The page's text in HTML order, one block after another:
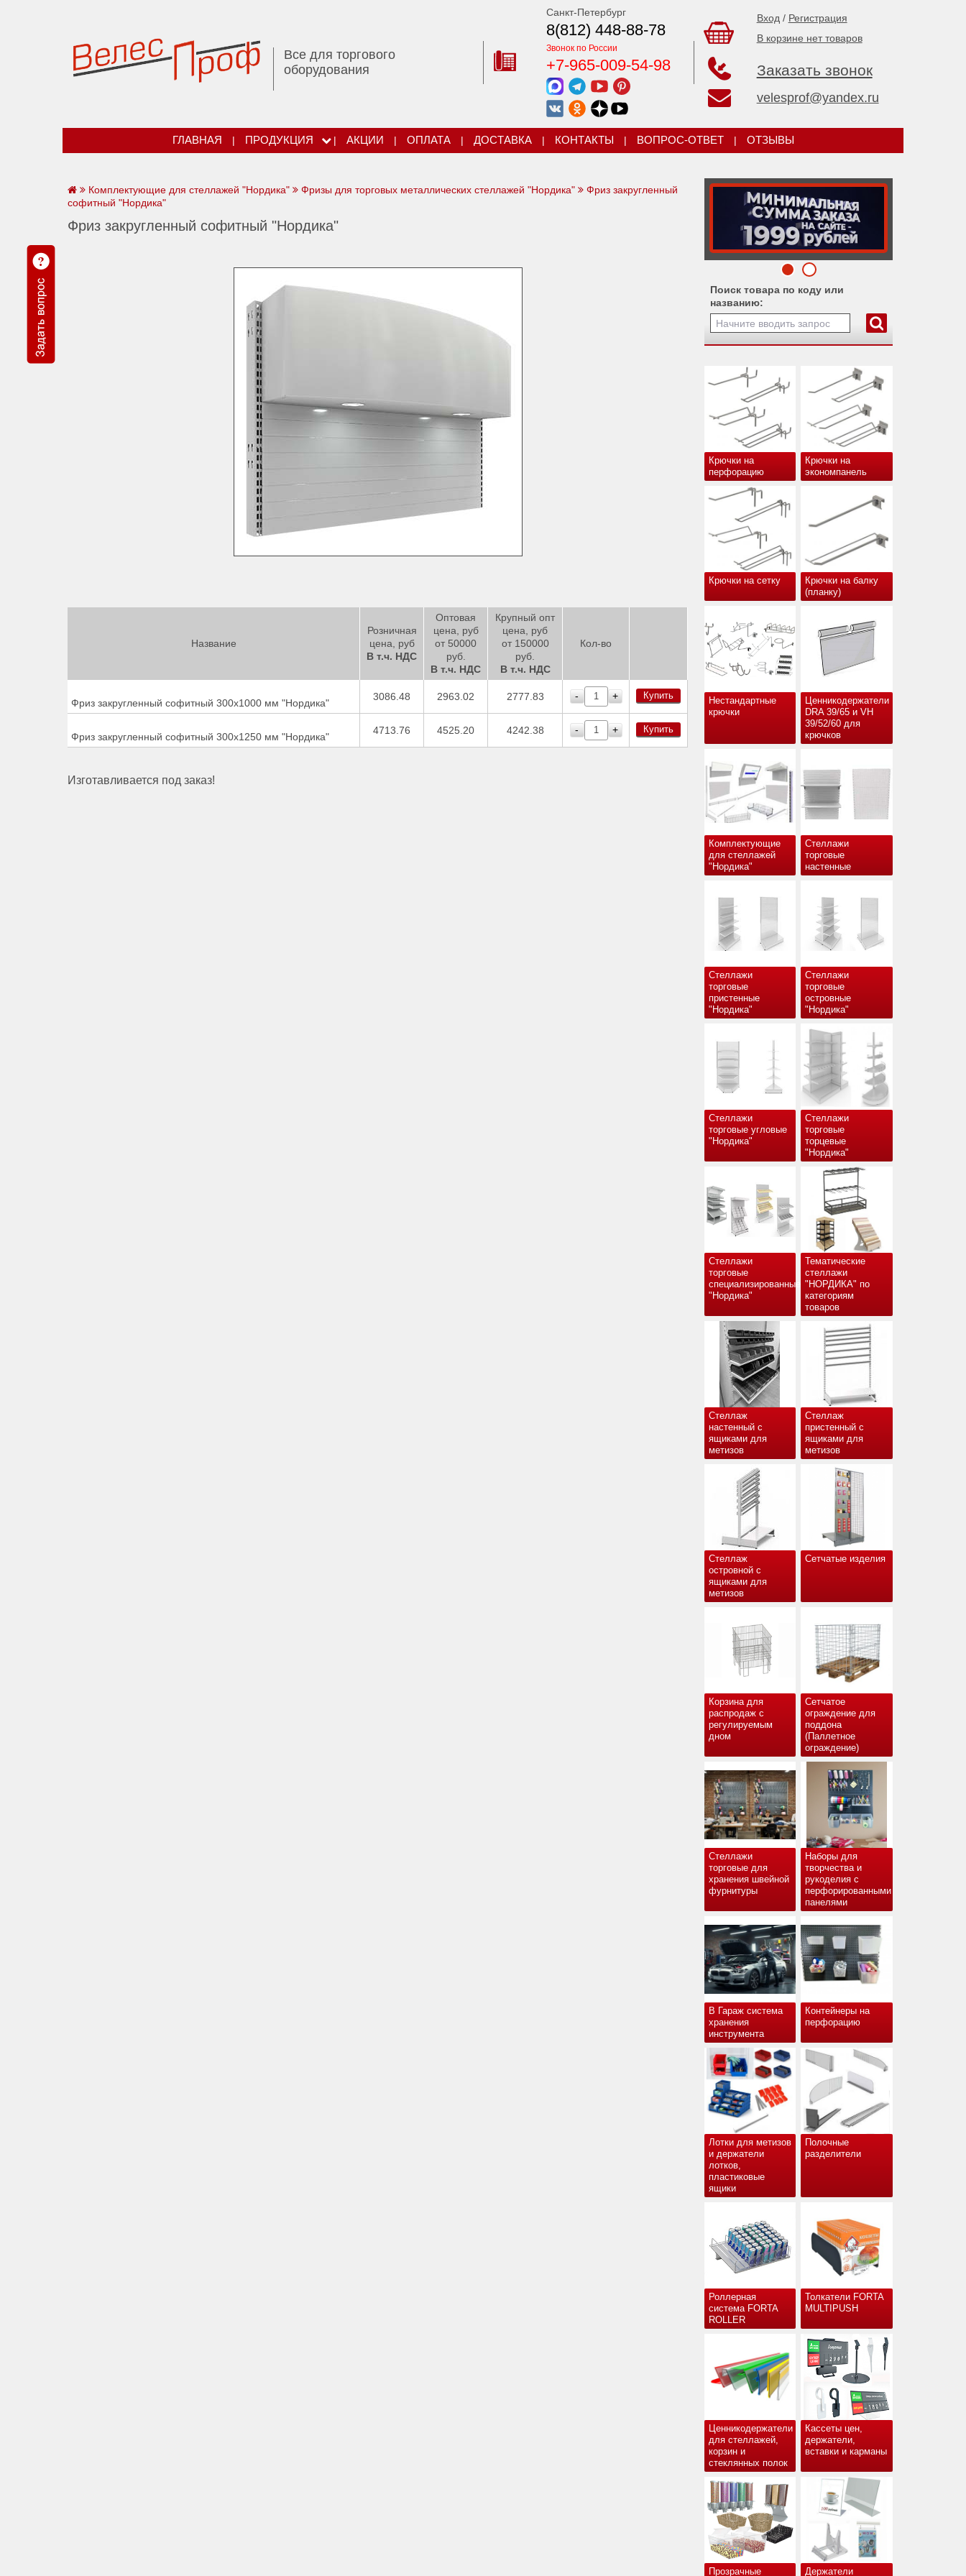
Все для торгового
оборудования
Санкт-Петербург
8(812) 448-88-78
Звонок по России
+7-965-009-54-98
Вход / Регистрация
В корзине нет товаров
Заказать звонок
velesprof@yandex.ru
ГЛАВНАЯ | ПРОДУКЦИЯ | АКЦИИ | ОПЛАТА | ДОСТАВКА | КОНТАКТЫ | ВОПРОС-ОТВЕТ | ОТЗЫВЫ
Поиск товара по коду или
названию:
Крючки на
перфорацию
Крючки на
экономпанель
Крючки на сетку
Крючки на балку
(планку)
Нестандартные
крючки
Ценникодержатели
DRA 39/65 и VH
39/52/60 для
крючков
Комплектующие
для стеллажей
"Нордика"
Стеллажи
торговые
настенные
Стеллажи
торговые
пристенные
"Нордика"
Стеллажи
торговые
островные
"Нордика"
Стеллажи
торговые угловые
"Нордика"
Стеллажи
торговые
торцевые
"Нордика"
Стеллажи
торговые
специализированные
"Нордика"
Тематические
стеллажи
"НОРДИКА" по
категориям
товаров
Стеллаж
настенный с
ящиками для
метизов
Стеллаж
пристенный с
ящиками для
метизов
Стеллаж
островной с
ящиками для
метизов
Сетчатые изделия
Корзина для
распродаж с
регулируемым
дном
Сетчатое
ограждение для
поддона
(Паллетное
ограждение)
Стеллажи
торговые для
хранения швейной
фурнитуры
Наборы для
творчества и
рукоделия с
перфорированными
панелями
В Гараж система
хранения
инструмента
Контейнеры на
перфорацию
Лотки для метизов
и держатели
лотков,
пластиковые
ящики
Полочные
разделители
Роллерная
система FORTA
ROLLER
Толкатели FORTA
MULTIPUSH
Ценникодержатели
для стеллажей,
корзин и
стеклянных полок
Кассеты цен,
держатели,
вставки и карманы
Прозрачные Держатели
Комплектующие для стеллажей "Нордика" Фризы для торговых металлических стеллажей "Нордика"
Фриз закругленный
софитный "Нордика"
Фриз закругленный софитный "Нордика"
Название
Розничная
цена, руб
В т.ч. НДС
Оптовая
цена, руб
от 50000
руб.
В т.ч. НДС
Крупный опт
цена, руб
от 150000
руб.
В т.ч. НДС
Кол-во
Фриз закругленный софитный 300х1000 мм "Нордика"
3086.48 2963.02 2777.83 - + Купить
Фриз закругленный софитный 300х1250 мм "Нордика"
4713.76 4525.20 4242.38 - + Купить
Изготавливается под заказ!